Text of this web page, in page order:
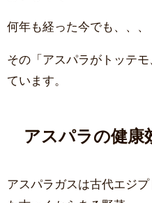
何年も経った今でも、、、
その「アスパラがトッテ
ています。
アスパラの健康
アスパラガスは古代エジ